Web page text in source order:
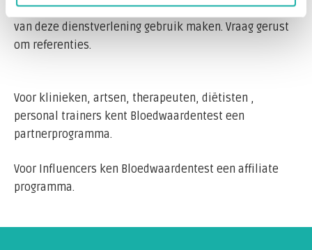
Bloedwaardentest kent vele vaste relaties die al jaren
van deze dienstverlening gebruik maken. Vraag gerust
om referenties.
Voor klinieken, artsen, therapeuten, diëtisten ,
personal trainers kent Bloedwaardentest een
partnerprogramma.
Voor Influencers ken Bloedwaardentest een affiliate
programma.